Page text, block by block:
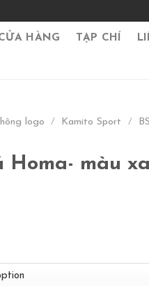
HÀNG TẠP CHÍ
logo / Kamito Sport /
Homa- màu